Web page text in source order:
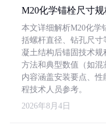
M20化学锚栓尺寸
本文详细解析M20化学
括螺杆直径、钻孔尺
凝土结构后锚固技术规
方法和典型数值（如混
内容涵盖安装要点、
程技术人员参考。
2026年8月4日